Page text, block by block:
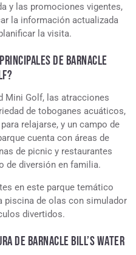
y las promociones vigentes,
la información actualizada
la visita.
DE BARNACLE
Mini Golf, las atracciones
de toboganes acuáticos,
relajarse, y un campo de
cuenta con áreas de
de picnic y restaurantes
de diversión en familia.
en este parque temático
piscina de olas con simulador
divertidos.
DE BARNACLE BILL’S WATER